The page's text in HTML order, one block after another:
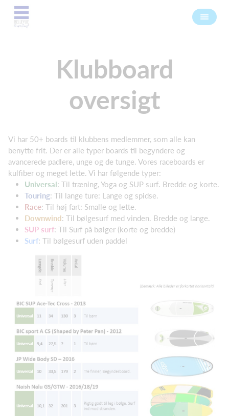
Klubboard
oversigt
Vi har 50+ boards til klubbens medlemmer, som alle kan
benytte frit. Der er alle typer boards til begyndere og
avancerede padlere, unge og de tunge. Vores raceboards er
kulfiber og meget lette. Vi har følgende typer:
Universal: Til træning, Yoga og SUP surf. Bredde og korte.
Touring: Til lange ture: Lange og spidse.
Race: Til høj fart: Smalle og lette.
Downwind: Til bølgesurf med vinden. Bredde og lange.
SUP surf: Til Surf på bølger (korte og bredde)
Surf: Til bølgesurf uden paddel